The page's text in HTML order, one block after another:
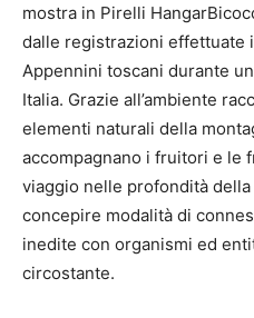
mostra in Pirelli
dalle registrazioni effettuate
Appennini toscani durante
Italia. Grazie all’ambiente
elementi naturali della
accompagnano i fruitori e le
viaggio nelle profondità
concepire modalità di
inedite con organismi ed
circostante.